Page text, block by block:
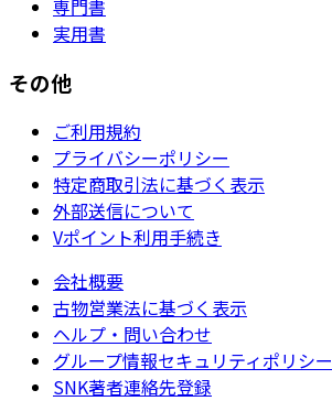
専門書
実用書
その他
ご利用規約
プライバシーポリシー
特定商取引法に基づく表示
外部送信について
Vポイント利用手続き
会社概要
古物営業法に基づく表示
ヘルプ・問い合わせ
グループ情報セキュリティポリシー
SNK著者連絡先登録